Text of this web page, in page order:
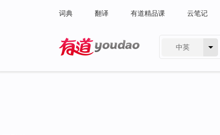
词典 翻译 有道精品课 云笔记
中英